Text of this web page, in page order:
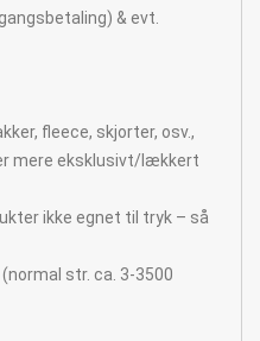
& evt.
fleece, skjorter, osv.,
mere eksklusivt/lækkert
ikke egnet til tryk – så
str. ca. 3-3500